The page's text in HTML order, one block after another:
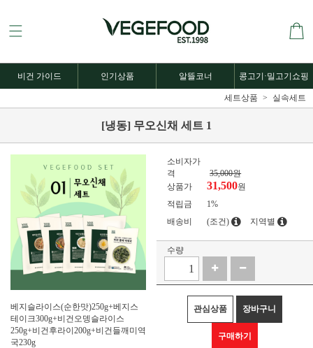
비건 가이드 인기상품 알뜰코너 콩고기·밀고기쇼핑
세트상품 실속세트
[냉동] 무오신채 세트 1
베지슬라이스(순한맛)250g+베지스
테이크300g+비건오뎅슬라이스
250g+비건후라이200g+비건들깨미역
국230g
소비자가
격
35,000원
상품가
31,500원
적립금
1%
배송비
(조건) 지역별
수량
관심상품 장바구니
구매하기